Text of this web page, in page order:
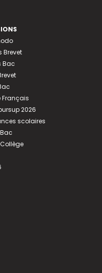
Brevet
Bac
Français
2026
scolaires